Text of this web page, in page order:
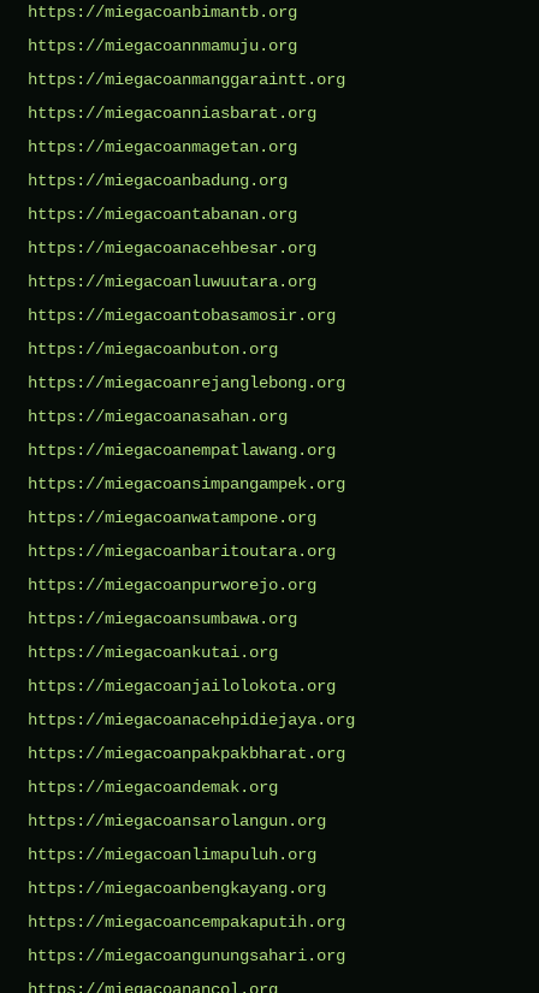
https://miegacoanbimantb.org
https://miegacoannmamuju.org
https://miegacoanmanggaraintt.org
https://miegacoanniasbarat.org
https://miegacoanmagetan.org
https://miegacoanbadung.org
https://miegacoantabanan.org
https://miegacoanacehbesar.org
https://miegacoanluwuutara.org
https://miegacoantobasamosir.org
https://miegacoanbuton.org
https://miegacoanrejanglebong.org
https://miegacoanasahan.org
https://miegacoanempatlawang.org
https://miegacoansimpangampek.org
https://miegacoanwatampone.org
https://miegacoanbaritoutara.org
https://miegacoanpurworejo.org
https://miegacoansumbawa.org
https://miegacoankutai.org
https://miegacoanjailolokota.org
https://miegacoanacehpidiejaya.org
https://miegacoanpakpakbharat.org
https://miegacoandemak.org
https://miegacoansarolangun.org
https://miegacoanlimapuluh.org
https://miegacoanbengkayang.org
https://miegacoancempakaputih.org
https://miegacoangunungsahari.org
https://miegacoanancol.org